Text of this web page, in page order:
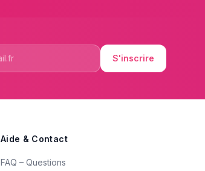
S'inscrire
Aide & Contact
FAQ – Questions